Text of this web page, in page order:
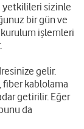
yetkilileri sizinle
bir gün ve
kurulum işlemleri
gelir.
fiber kablolama
getirilir. Eğer
da